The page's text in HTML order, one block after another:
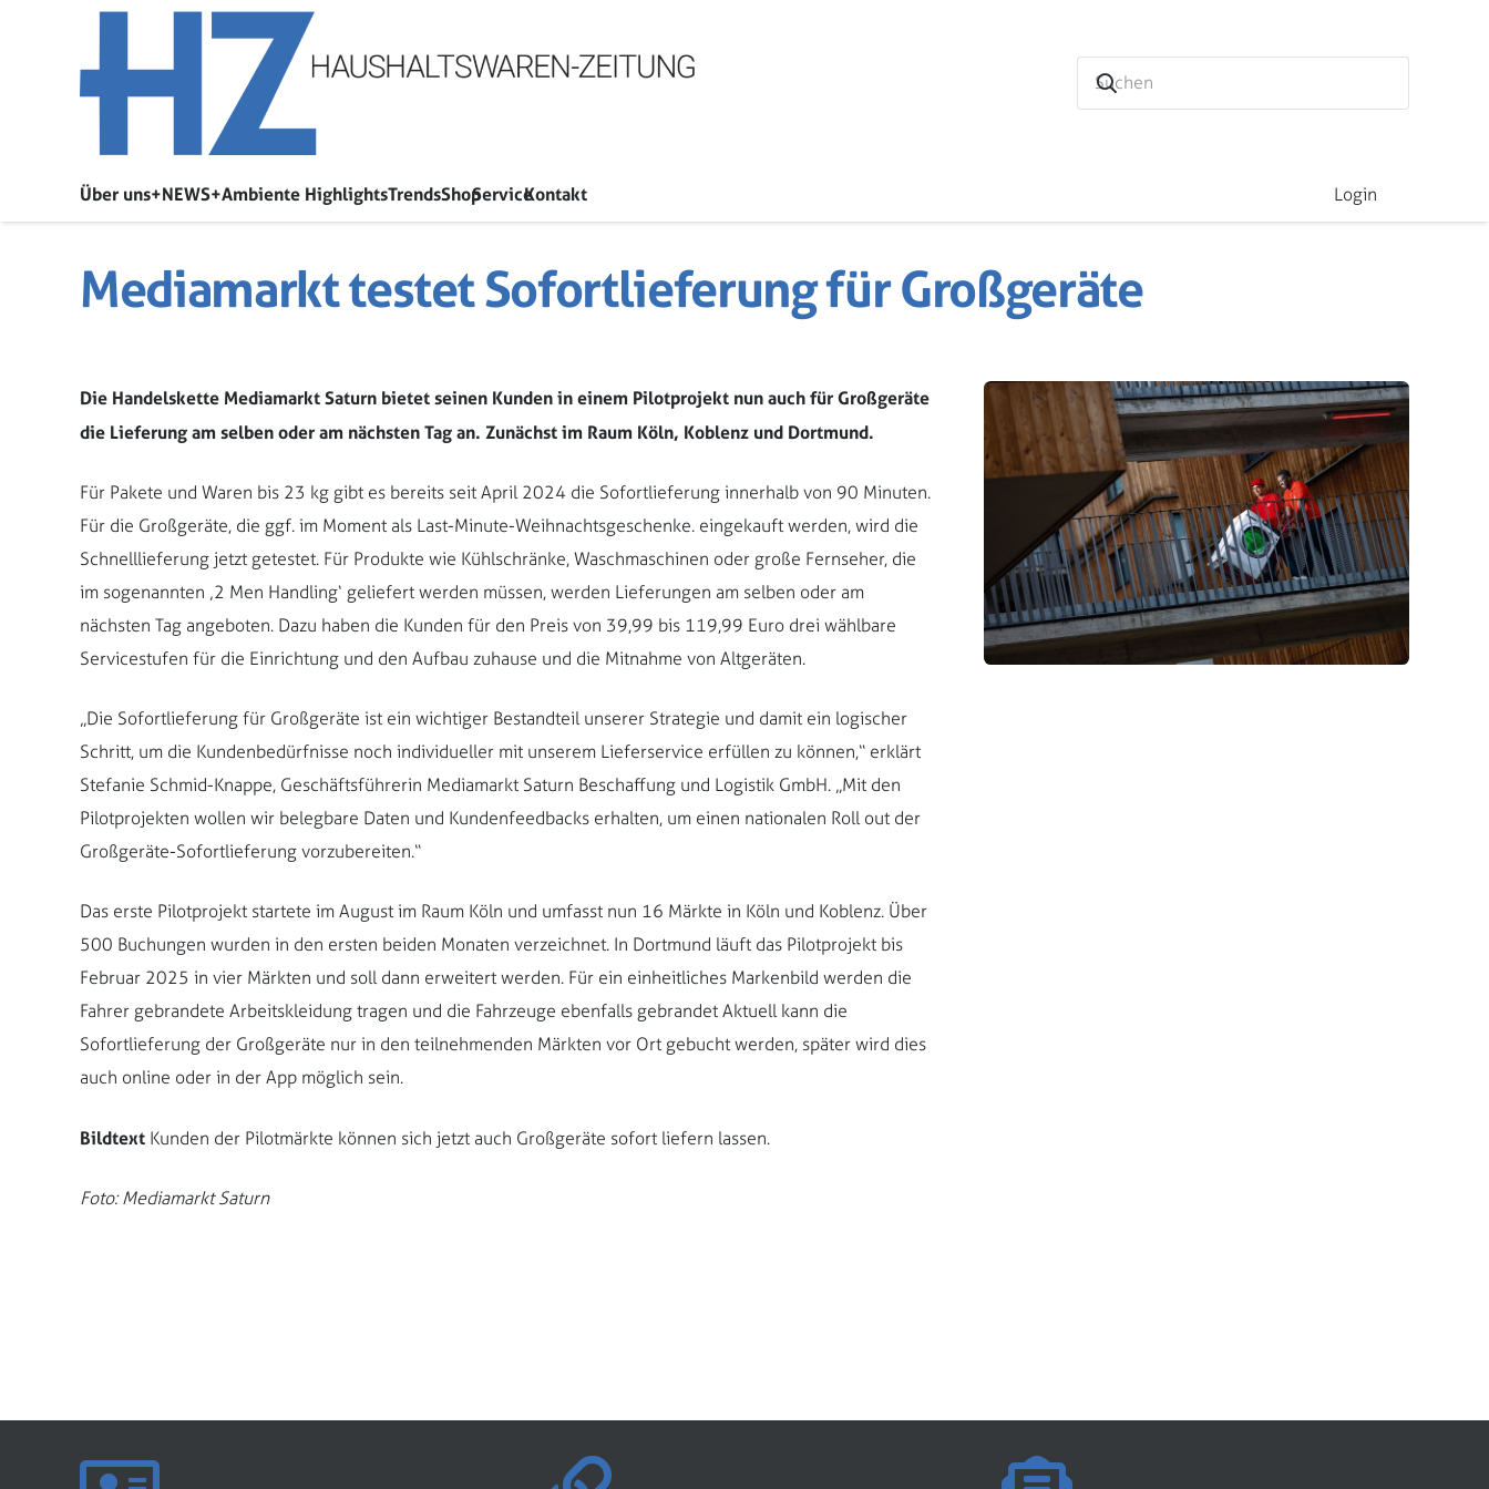
Über uns+NEWS+Ambiente HighlightsTrendsShopServiceKontakt Login
Mediamarkt testet Sofortlieferung für Großgeräte
Die Handelskette Mediamarkt Saturn bietet seinen Kunden in einem Pilotprojekt nun auch für Großgeräte
die Lieferung am selben oder am nächsten Tag an. Zunächst im Raum Köln, Koblenz und Dortmund.
Für Pakete und Waren bis 23 kg gibt es bereits seit April 2024 die Sofortlieferung innerhalb von 90 Minuten.
Für die Großgeräte, die ggf. im Moment als Last-Minute-Weihnachtsgeschenke. eingekauft werden, wird die
Schnelllieferung jetzt getestet. Für Produkte wie Kühlschränke, Waschmaschinen oder große Fernseher, die
im sogenannten ‚2 Men Handling‘ geliefert werden müssen, werden Lieferungen am selben oder am
nächsten Tag angeboten. Dazu haben die Kunden für den Preis von 39,99 bis 119,99 Euro drei wählbare
Servicestufen für die Einrichtung und den Aufbau zuhause und die Mitnahme von Altgeräten.
„Die Sofortlieferung für Großgeräte ist ein wichtiger Bestandteil unserer Strategie und damit ein logischer
Schritt, um die Kundenbedürfnisse noch individueller mit unserem Lieferservice erfüllen zu können,“ erklärt
Stefanie Schmid-Knappe, Geschäftsführerin Mediamarkt Saturn Beschaffung und Logistik GmbH. „Mit den
Pilotprojekten wollen wir belegbare Daten und Kundenfeedbacks erhalten, um einen nationalen Roll out der
Großgeräte-Sofortlieferung vorzubereiten.“
Das erste Pilotprojekt startete im August im Raum Köln und umfasst nun 16 Märkte in Köln und Koblenz. Über
500 Buchungen wurden in den ersten beiden Monaten verzeichnet. In Dortmund läuft das Pilotprojekt bis
Februar 2025 in vier Märkten und soll dann erweitert werden. Für ein einheitliches Markenbild werden die
Fahrer gebrandete Arbeitskleidung tragen und die Fahrzeuge ebenfalls gebrandet Aktuell kann die
Sofortlieferung der Großgeräte nur in den teilnehmenden Märkten vor Ort gebucht werden, später wird dies
auch online oder in der App möglich sein.
Bildtext Kunden der Pilotmärkte können sich jetzt auch Großgeräte sofort liefern lassen.
Foto: Mediamarkt Saturn